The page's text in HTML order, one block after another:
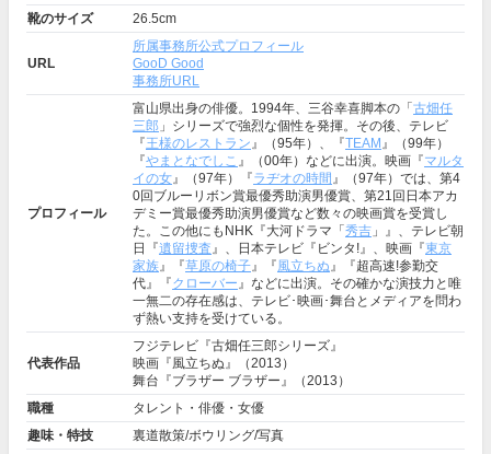
靴のサイズ 26.5cm
URL
所属事務所公式プロフィール
GooD Good
事務所URL
プロフィール
富山県出身の俳優。1994年、三谷幸喜脚本の「 古畑任
三郎 」シリーズで強烈な個性を発揮。その後、テレビ
『王様のレストラン』（95年）、『TEAM 』（99年）
『やまとなでしこ 』（00年）などに出演。映画『マルタ
イの女』（97年）『ラヂオの時間 』（97年）では、第4
0回ブルーリボン賞最優秀助演男優賞、第21回日本アカ
デミー賞最優秀助演男優賞など数々の映画賞を受賞し
た。この他にもNHK『大河ドラマ「 秀吉 」』、テレビ朝
日『遺留捜査』、日本テレビ『ビンタ!』、映画『東京
家族』『草原の椅子』『風立ちぬ』『超高速!参勤交
代』『クローバー』などに出演。その確かな演技力と唯
一無二の存在感は、テレビ･映画･舞台とメディアを問わ
ず熱い支持を受けている。
代表作品
フジテレビ『古畑任三郎シリーズ』
映画『風立ちぬ』（2013）
舞台『ブラザー ブラザー』（2013）
職種
タレント・俳優・女優
趣味・特技
裏道散策/ボウリング/写真